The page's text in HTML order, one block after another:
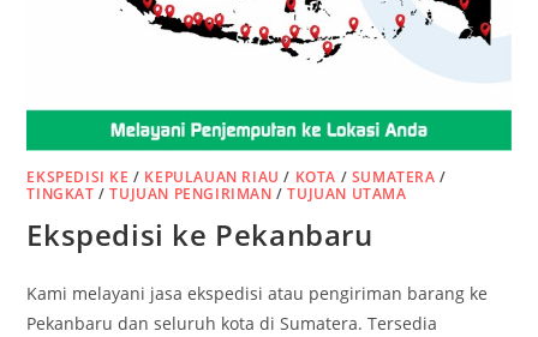
EKSPEDISI KE / KEPULAUAN RIAU / KOTA / SUMATERA /
TINGKAT /TUJUAN PENGIRIMAN /TUJUAN UTAMA
Ekspedisi ke Pekanbaru
Kami melayani jasa ekspedisi atau pengiriman barang ke
Pekanbaru dan seluruh kota di Sumatera. Tersedia